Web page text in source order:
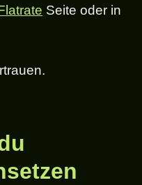
Seite oder in